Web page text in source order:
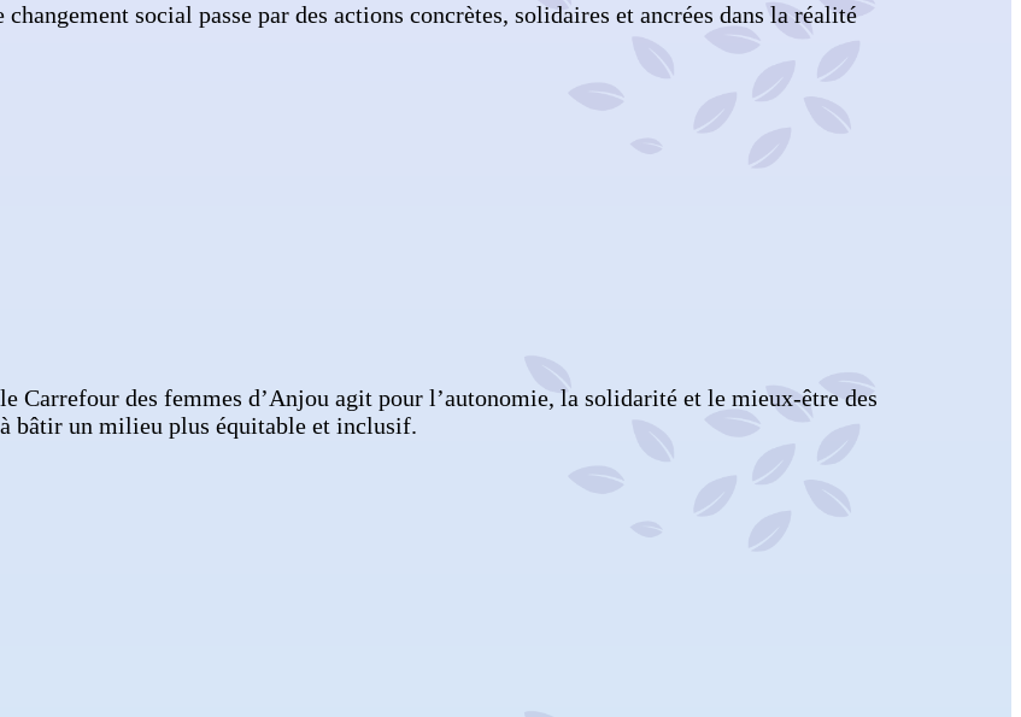
social passe par des actions concrètes, solidaires et ancrées dans la réalité
Carrefour des femmes d’Anjou agit pour l’autonomie, la solidarité et le mieux-être des
bâtir un milieu plus équitable et inclusif.